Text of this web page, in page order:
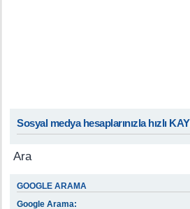
Sosyal medya hesaplarınızla hızlı
Ara
GOOGLE ARAMA
Google Arama: